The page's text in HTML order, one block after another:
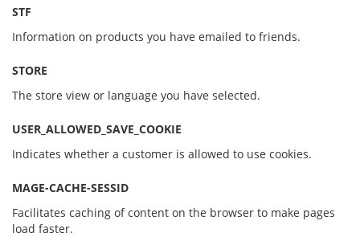
STF
Information on products you have emailed to friends.
STORE
The store view or language you have selected.
USER_ALLOWED_SAVE_COOKIE
Indicates whether a customer is allowed to use cookies.
MAGE-CACHE-SESSID
Facilitates caching of content on the browser to make pages
load faster.